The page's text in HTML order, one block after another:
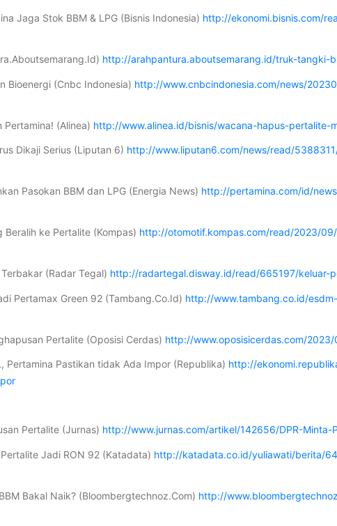
Jaga Stok BBM & LPG (Bisnis Indonesia) http://ekonomi.bisnis.com/
http://arahpantura.aboutsemarang.id/truk-tangki-
Bioenergi (Cnbc Indonesia) http://www.cnbcindonesia.com/news/
(Alinea) http://www.alinea.id/bisnis/wacana-hapus-pertalite-
Dikaji Serius (Liputan 6) http://www.liputan6.com/news/read/
Pasokan BBM dan LPG (Energia News) http://pertamina.com/id/
ke Pertalite (Kompas) http://otomotif.kompas.com/read/2023/
(Radar Tegal) http://radartegal.disway.id/read/665197/
Pertamax Green 92 (Tambang.Co.Id) http://www.tambang.co.id/
Pertalite (Oposisi Cerdas) http://www.oposisicerdas.com/
Pertamina Pastikan tidak Ada Impor (Republika) http://
Pertalite (Jurnas) http://www.jurnas.com/artikel/142656/DPR-Minta-
Jadi RON 92 (Katadata) http://katadata.co.id/yuliawati/berita/
Bakal Naik? (Bloombergtechnoz.Com) http://